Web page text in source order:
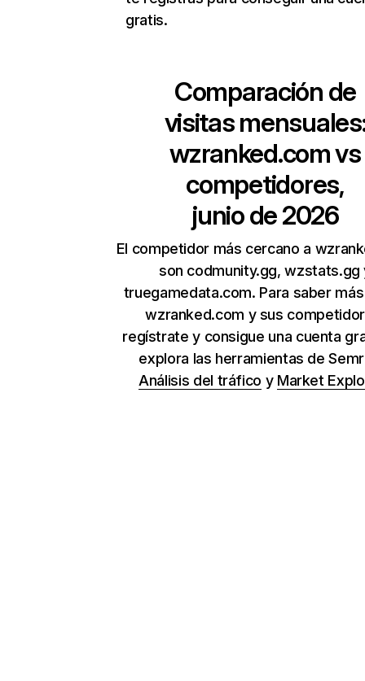
gratis.
Comparación de
visitas
wzranked.comvs
competidores,
junio de 2026
El competidor más cercano a
son codmunity.gg, wzstats.gg
truegamedata.com. Para saber
wzranked.com y sus
regístrate y consigue una cuenta
explora las herramientas de
Análisis del tráfico y Market